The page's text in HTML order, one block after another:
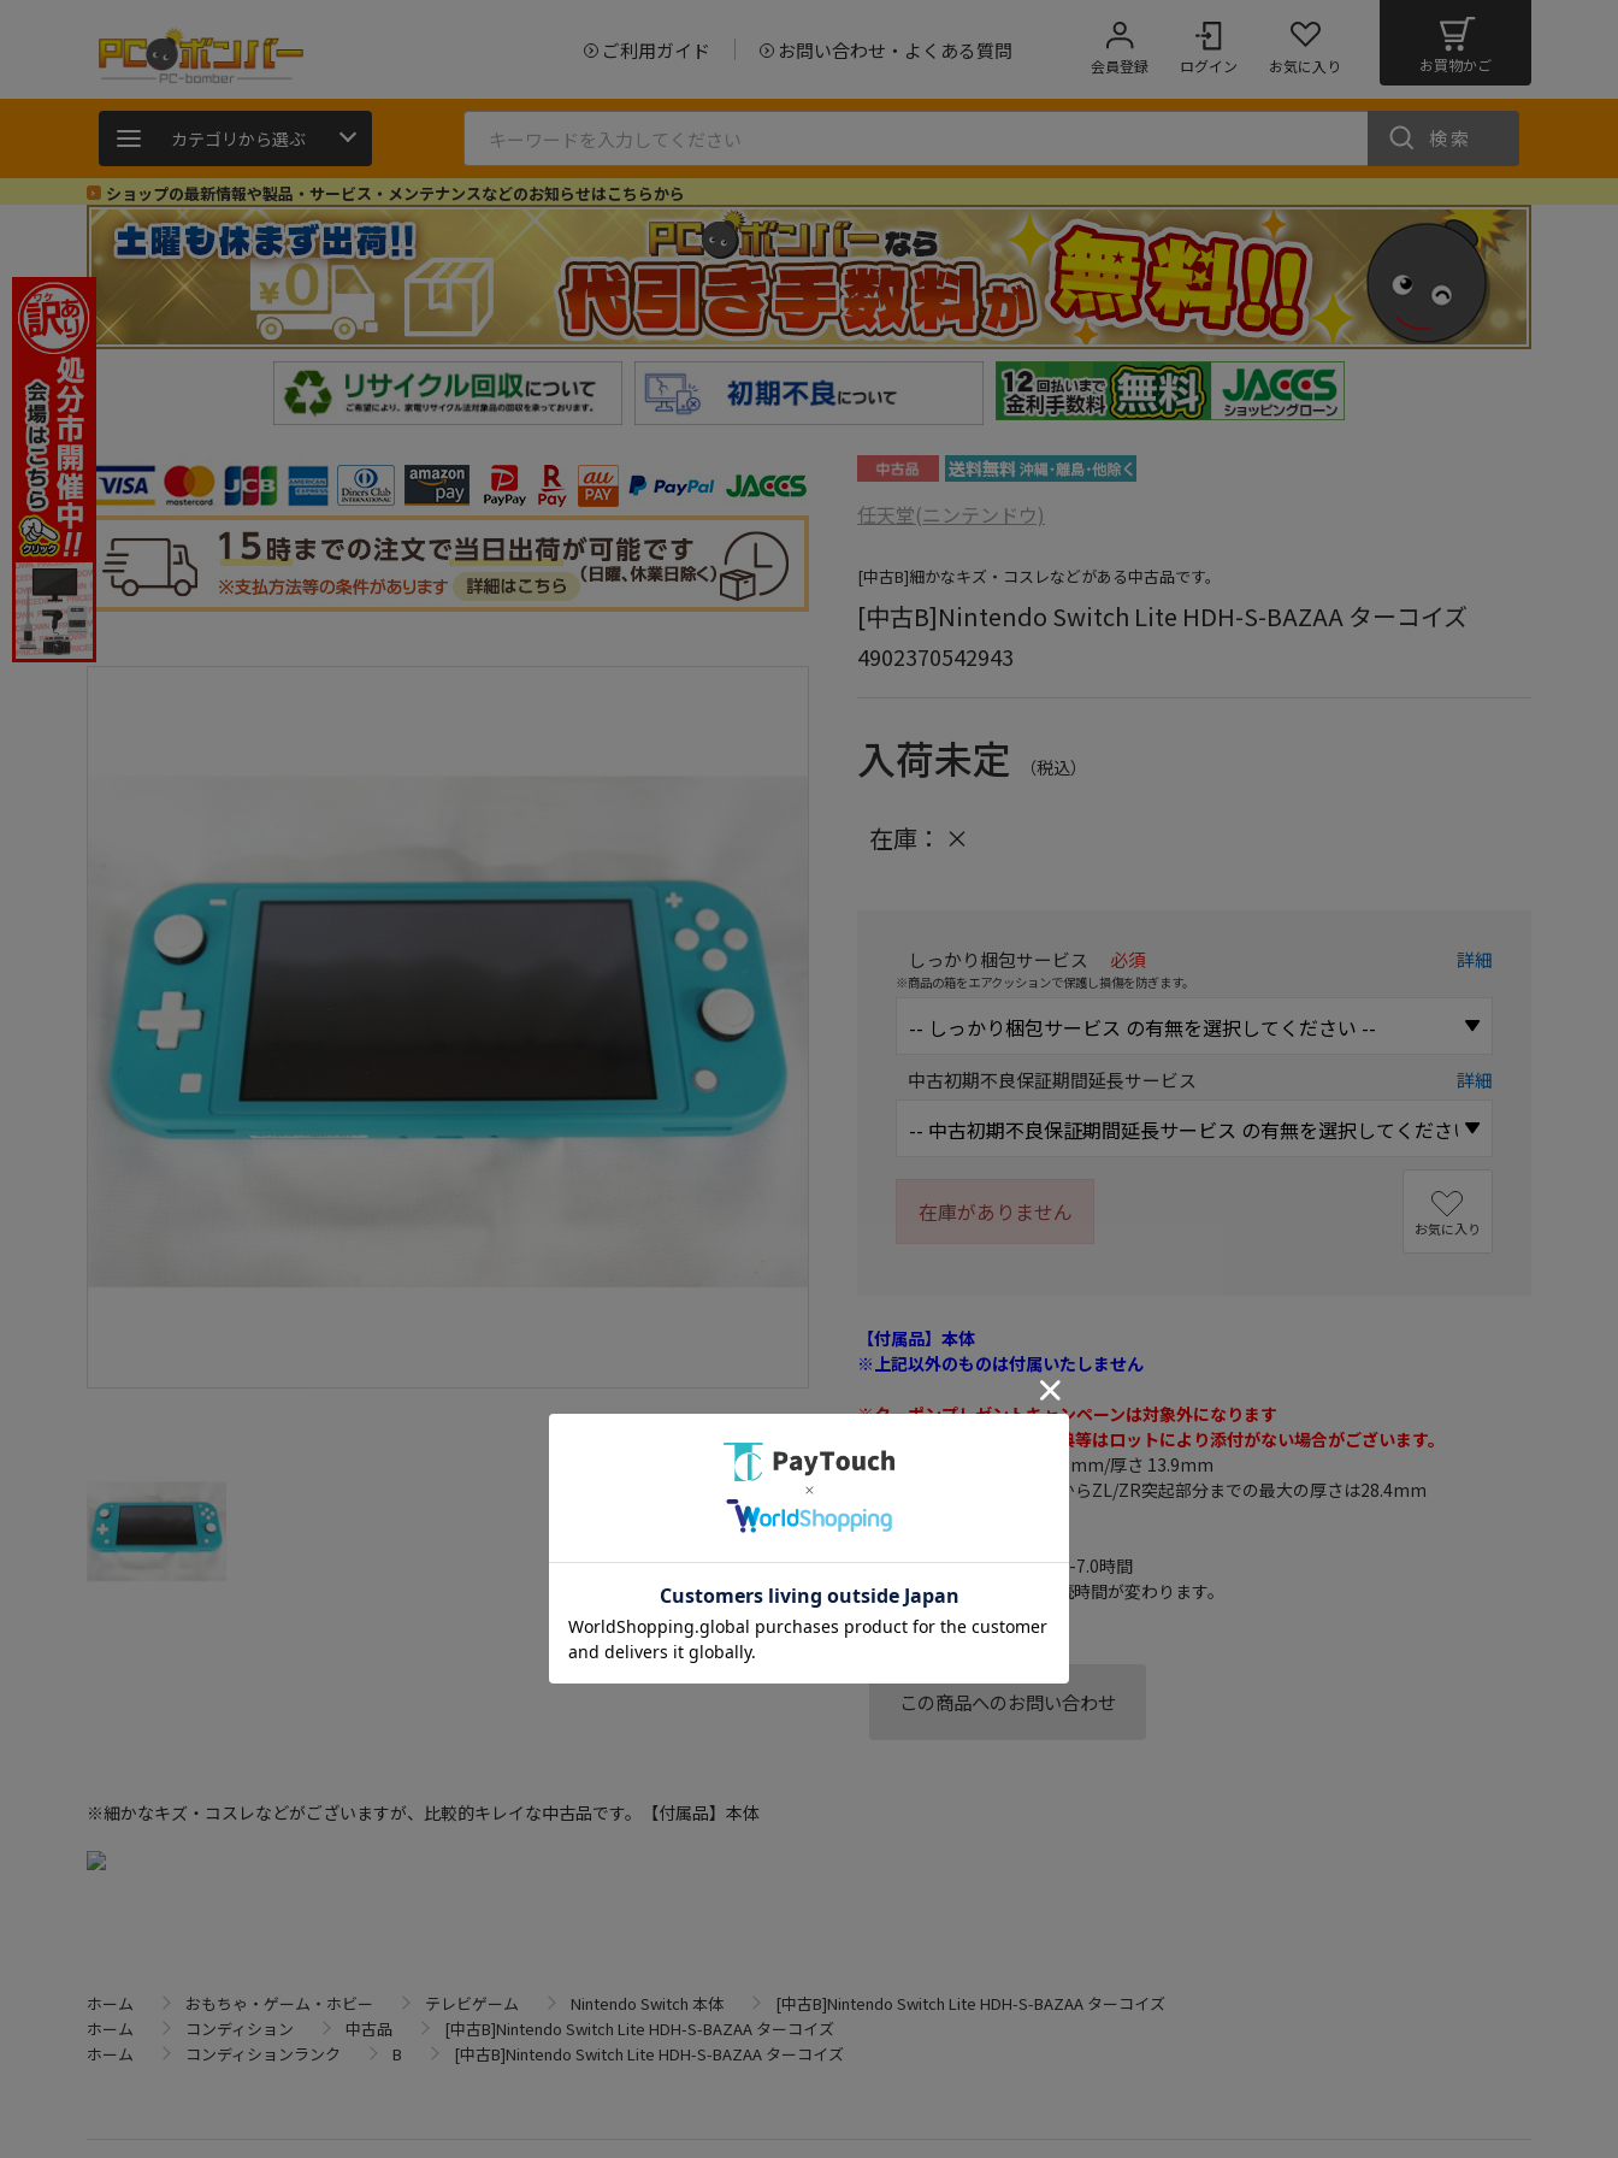
ご利用ガイド お問い合わせ・よくある質問
会員登録 ログイン お気に入り お買物かご
カテゴリから選ぶ 検索
ショップの最新情報や製品・サービス・メンテナンスなどのお知らせはこちらから
任天堂(ニンテンドウ)
[中古B]細かなキズ・コスレなどがある中古品です。
[中古B]Nintendo Switch Lite HDH-S-BAZAA ターコイズ
4902370542943
入荷未定 （税込）
在庫： ×
しっかり梱包サービス 必須
※商品の箱をエアクッションで保護し損傷を防ぎます。
詳細
中古初期不良保証期間延長サービス 詳細
在庫がありません
お気に入り
【付属品】本体
※上記以外のものは付属いたしません
※クーポンプレゼントキャンペーンは対象外になります
※メーカーキャンペーン特典等はロットにより添付がない場合がございます。
サイズ： 縦 91.1mm/横 208mm/厚さ 13.9mm
※アナログスティック先端からZL/ZR突起部分までの最大の厚さは28.4mm
重さ： 約275g
画面の大きさ： 5.5インチ
バッテリー持続時間： 約3.0-7.0時間
※遊ぶソフトによって、持続時間が変わります。
この商品へのお問い合わせ
※細かなキズ・コスレなどがございますが、比較的キレイな中古品です。【付属品】本体
ホーム おもちゃ・ゲーム・ホビー テレビゲーム Nintendo Switch 本体
[中古B]Nintendo Switch Lite HDH-S-BAZAA ターコイズ
ホーム
コンディション 中古品
[中古B]Nintendo Switch Lite HDH-S-BAZAA ターコイズ
ホーム
コンディションランク B [中古B]Nintendo Switch Lite HDH-S-BAZAA ターコイズ